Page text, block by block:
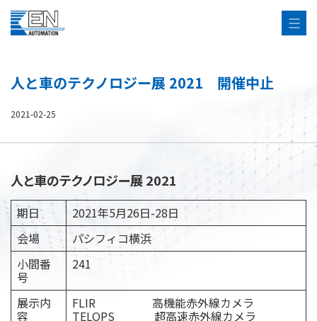
人と車のテクノロジー展 2021 開催中止
2021-02-25
人と車のテクノロジー展 2021
期日
2021年5月26日-28日
会場
パシフィコ横浜
小間番
号
241
展示内
容
FLIR 高機能赤外線カメラ
TELOPS 超高速赤外線カメラ